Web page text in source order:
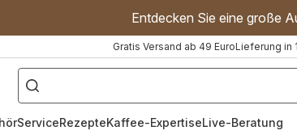
Entdecken Sie eine große
Gratis Versand ab 49 EuroLieferung in
["Kaffeevollautomat","Handmixer","Waffeleisen"]
ServiceRezepteKaffee-ExpertiseLive-Beratung